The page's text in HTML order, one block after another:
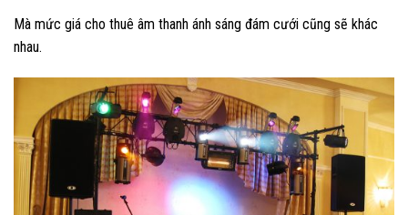
Mà mức giá cho thuê âm thanh ánh sáng đám cưới cũng sẽ khác
nhau.